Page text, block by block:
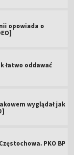
opowiada o
łatwo oddawać
wyglądał jak
PKO BP